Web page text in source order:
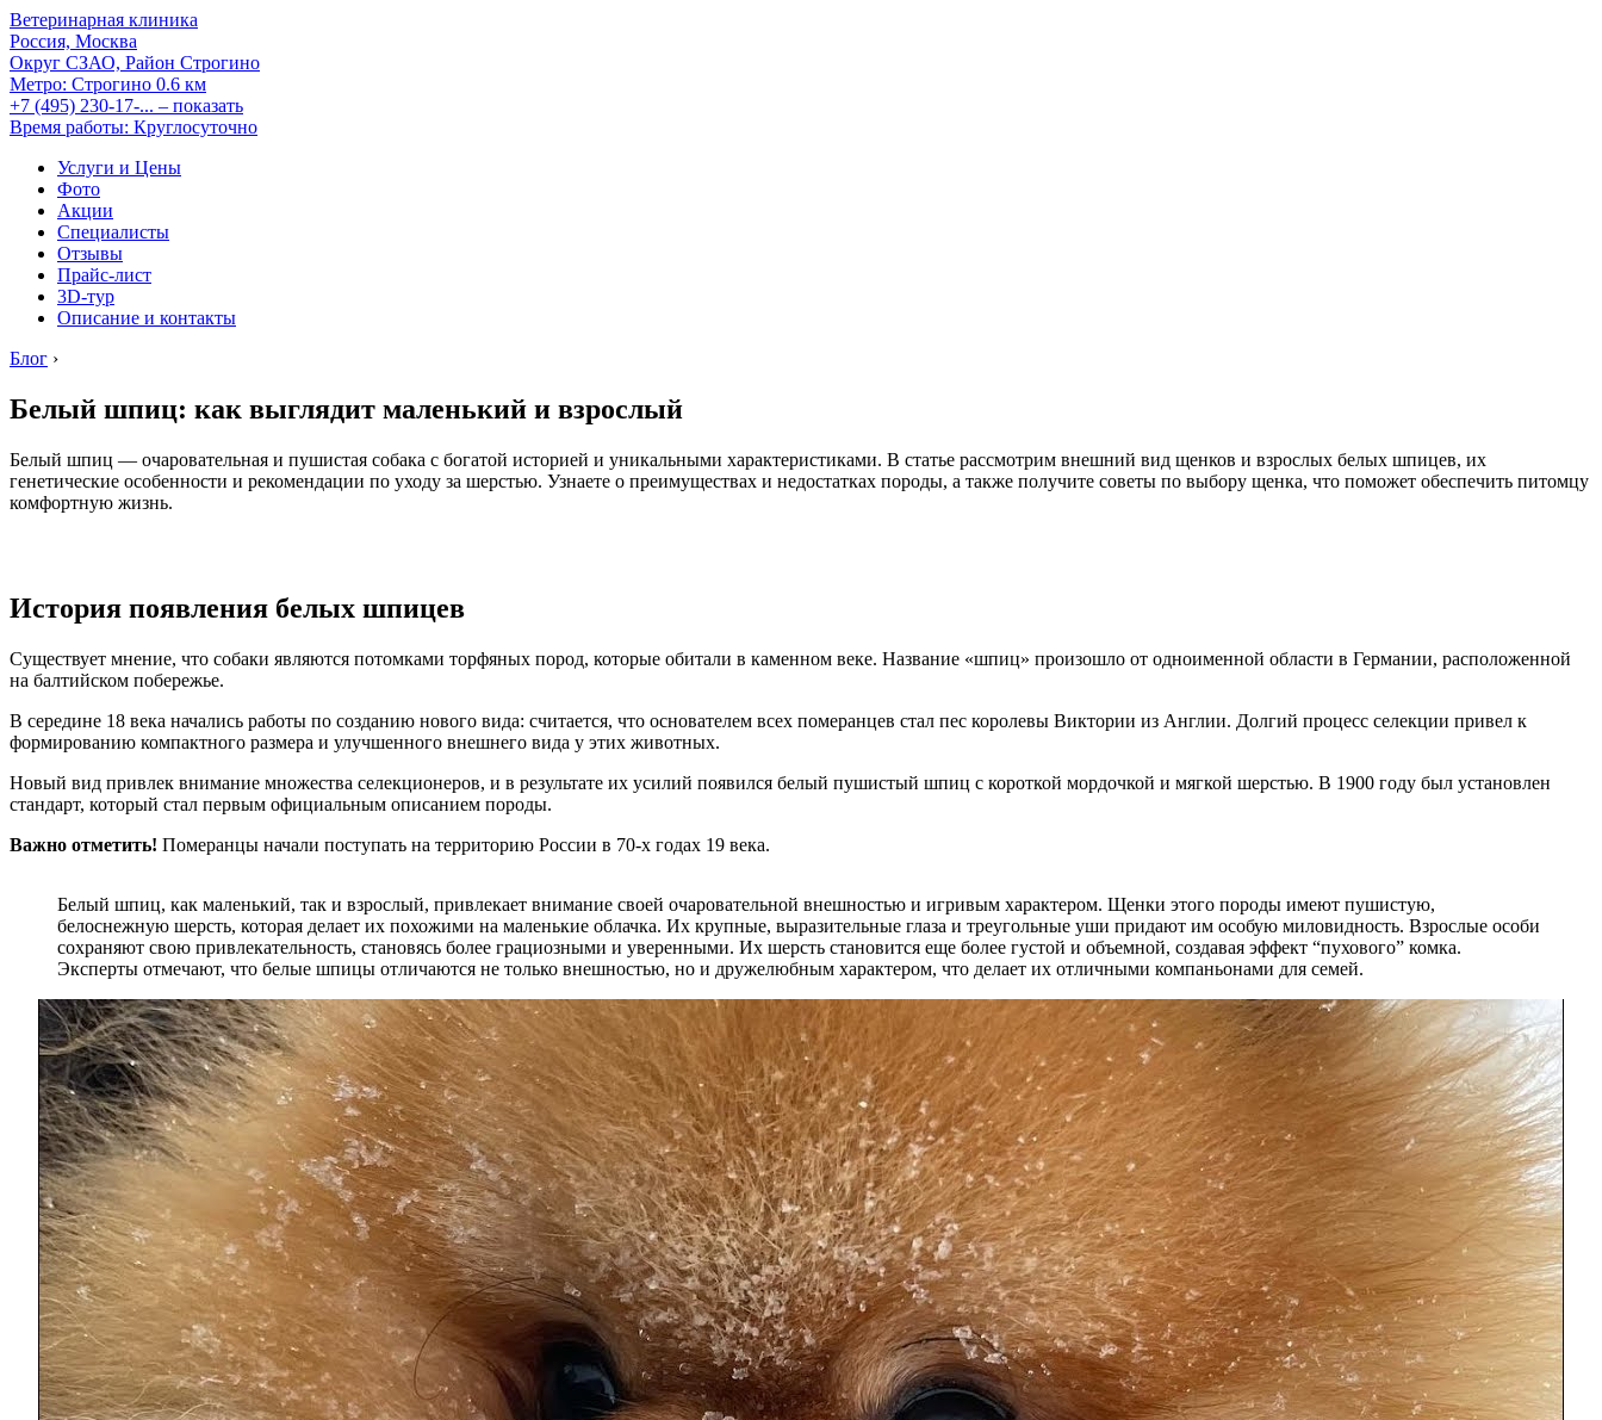
Ветеринарная клиника
Россия, Москва
Округ СЗАО, Район Строгино
Метро: Строгино 0.6 км
+7 (495) 230-17-... – показать
Время работы: Круглосуточно
Услуги и Цены
Фото
Акции
Специалисты
Отзывы
Прайс-лист
3D-тур
Описание и контакты
Блог ›
Белый шпиц: как выглядит маленький и взрослый
Белый шпиц — очаровательная и пушистая собака с богатой историей и уникальными характеристиками. В статье рассмотрим внешний вид щенков и взрослых белых шпицев, их
генетические особенности и рекомендации по уходу за шерстью. Узнаете о преимуществах и недостатках породы, а также получите советы по выбору щенка, что поможет обеспечить питомцу
комфортную жизнь.
История появления белых шпицев
Существует мнение, что собаки являются потомками торфяных пород, которые обитали в каменном веке. Название «шпиц» произошло от одноименной области в Германии, расположенной
на балтийском побережье.
В середине 18 века начались работы по созданию нового вида: считается, что основателем всех померанцев стал пес королевы Виктории из Англии. Долгий процесс селекции привел к
формированию компактного размера и улучшенного внешнего вида у этих животных.
Новый вид привлек внимание множества селекционеров, и в результате их усилий появился белый пушистый шпиц с короткой мордочкой и мягкой шерстью. В 1900 году был установлен
стандарт, который стал первым официальным описанием породы.
Важно отметить! Померанцы начали поступать на территорию России в 70-х годах 19 века.
Белый шпиц, как маленький, так и взрослый, привлекает внимание своей очаровательной внешностью и игривым характером. Щенки этого породы имеют пушистую,
белоснежную шерсть, которая делает их похожими на маленькие облачка. Их крупные, выразительные глаза и треугольные уши придают им особую миловидность. Взрослые особи
сохраняют свою привлекательность, становясь более грациозными и уверенными. Их шерсть становится еще более густой и объемной, создавая эффект “пухового” комка.
Эксперты отмечают, что белые шпицы отличаются не только внешностью, но и дружелюбным характером, что делает их отличными компаньонами для семей.